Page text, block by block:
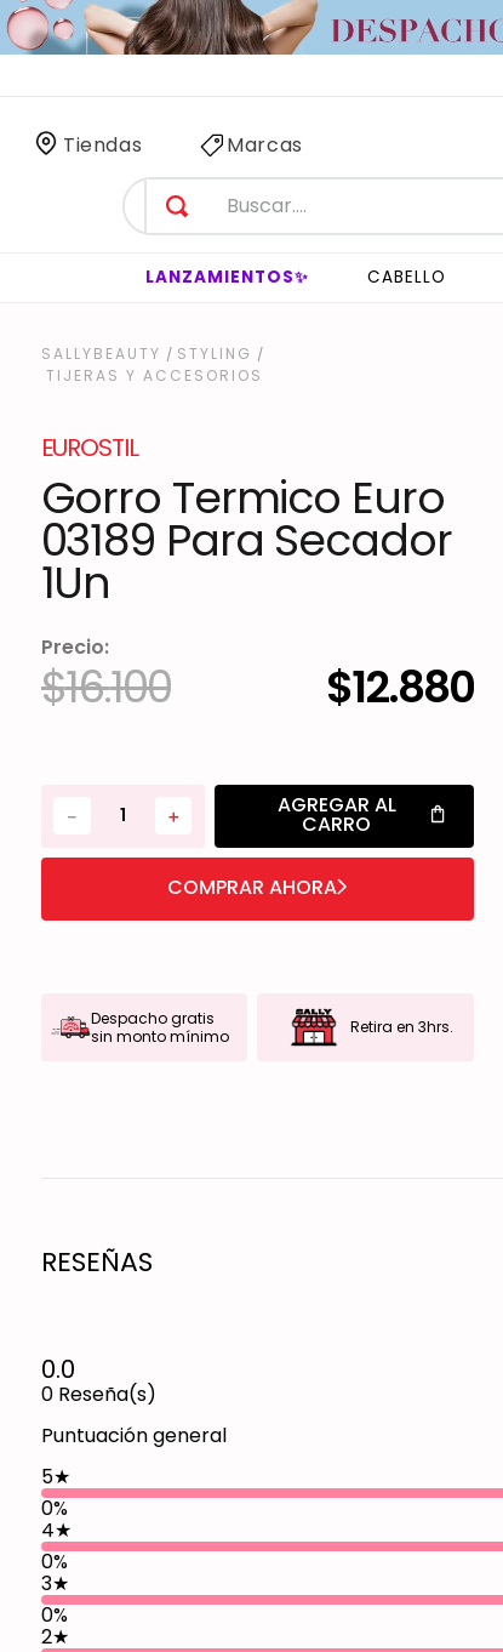
Tiendas Marcas
LANZAMIENTOS✨ CABELLO
STYLING
TIJERAS Y ACCESORIOS
EUROSTIL
Gorro Termico Euro
03189 Para Secador
1Un
Precio:
$16.100 $12.880
＋
－ AGREGAR AL
CARRO
COMPRAR AHORA
Despacho gratis
sin monto mínimo
Retira en 3hrs.
RESEÑAS
0.0
0Reseña(s)
Puntuación general
5★
0%
4★
0%
3★
0%
2★